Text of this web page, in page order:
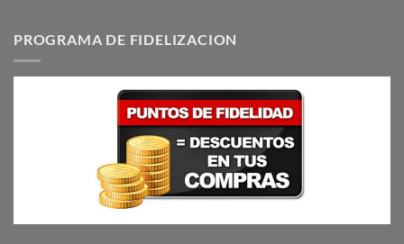
PROGRAMA DE FIDELIZACION